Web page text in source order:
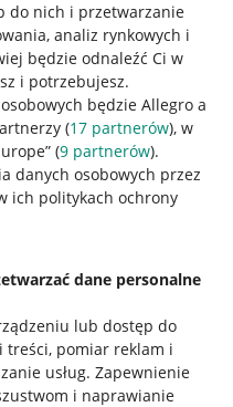
do nich i przetwarzanie
analiz rynkowych i
będzie odnaleźć Ci w
i potrzebujesz.
będzie Allegro a
(17 partnerów), w
(9 partnerów).
danych osobowych przez
ich politykach ochrony
dane personalne
lub dostęp do
treści, pomiar reklam i
usług. Zapewnienie
i naprawianie